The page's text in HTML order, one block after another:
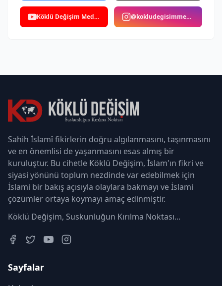
Köklü Değişim Medya @kokludegisimmedya
Sahih İslamî fikirlerin doğru algılanmasını, taşınmasını
ve en önemlisi de yaşanmasını esas almış bir
kuruluştur. Bu cihetle Köklü Değişim, İslam'ın fikri ve
siyasi yönünü toplum nezdinde var edebilmek için
İslami bir bakış açısıyla olaylara bakmayı ve İslami
çözümler ortaya koymayı amaç edinmiştir.
Köklü Değişim, Suskunluğun Kırılma Noktası...
Sayfalar